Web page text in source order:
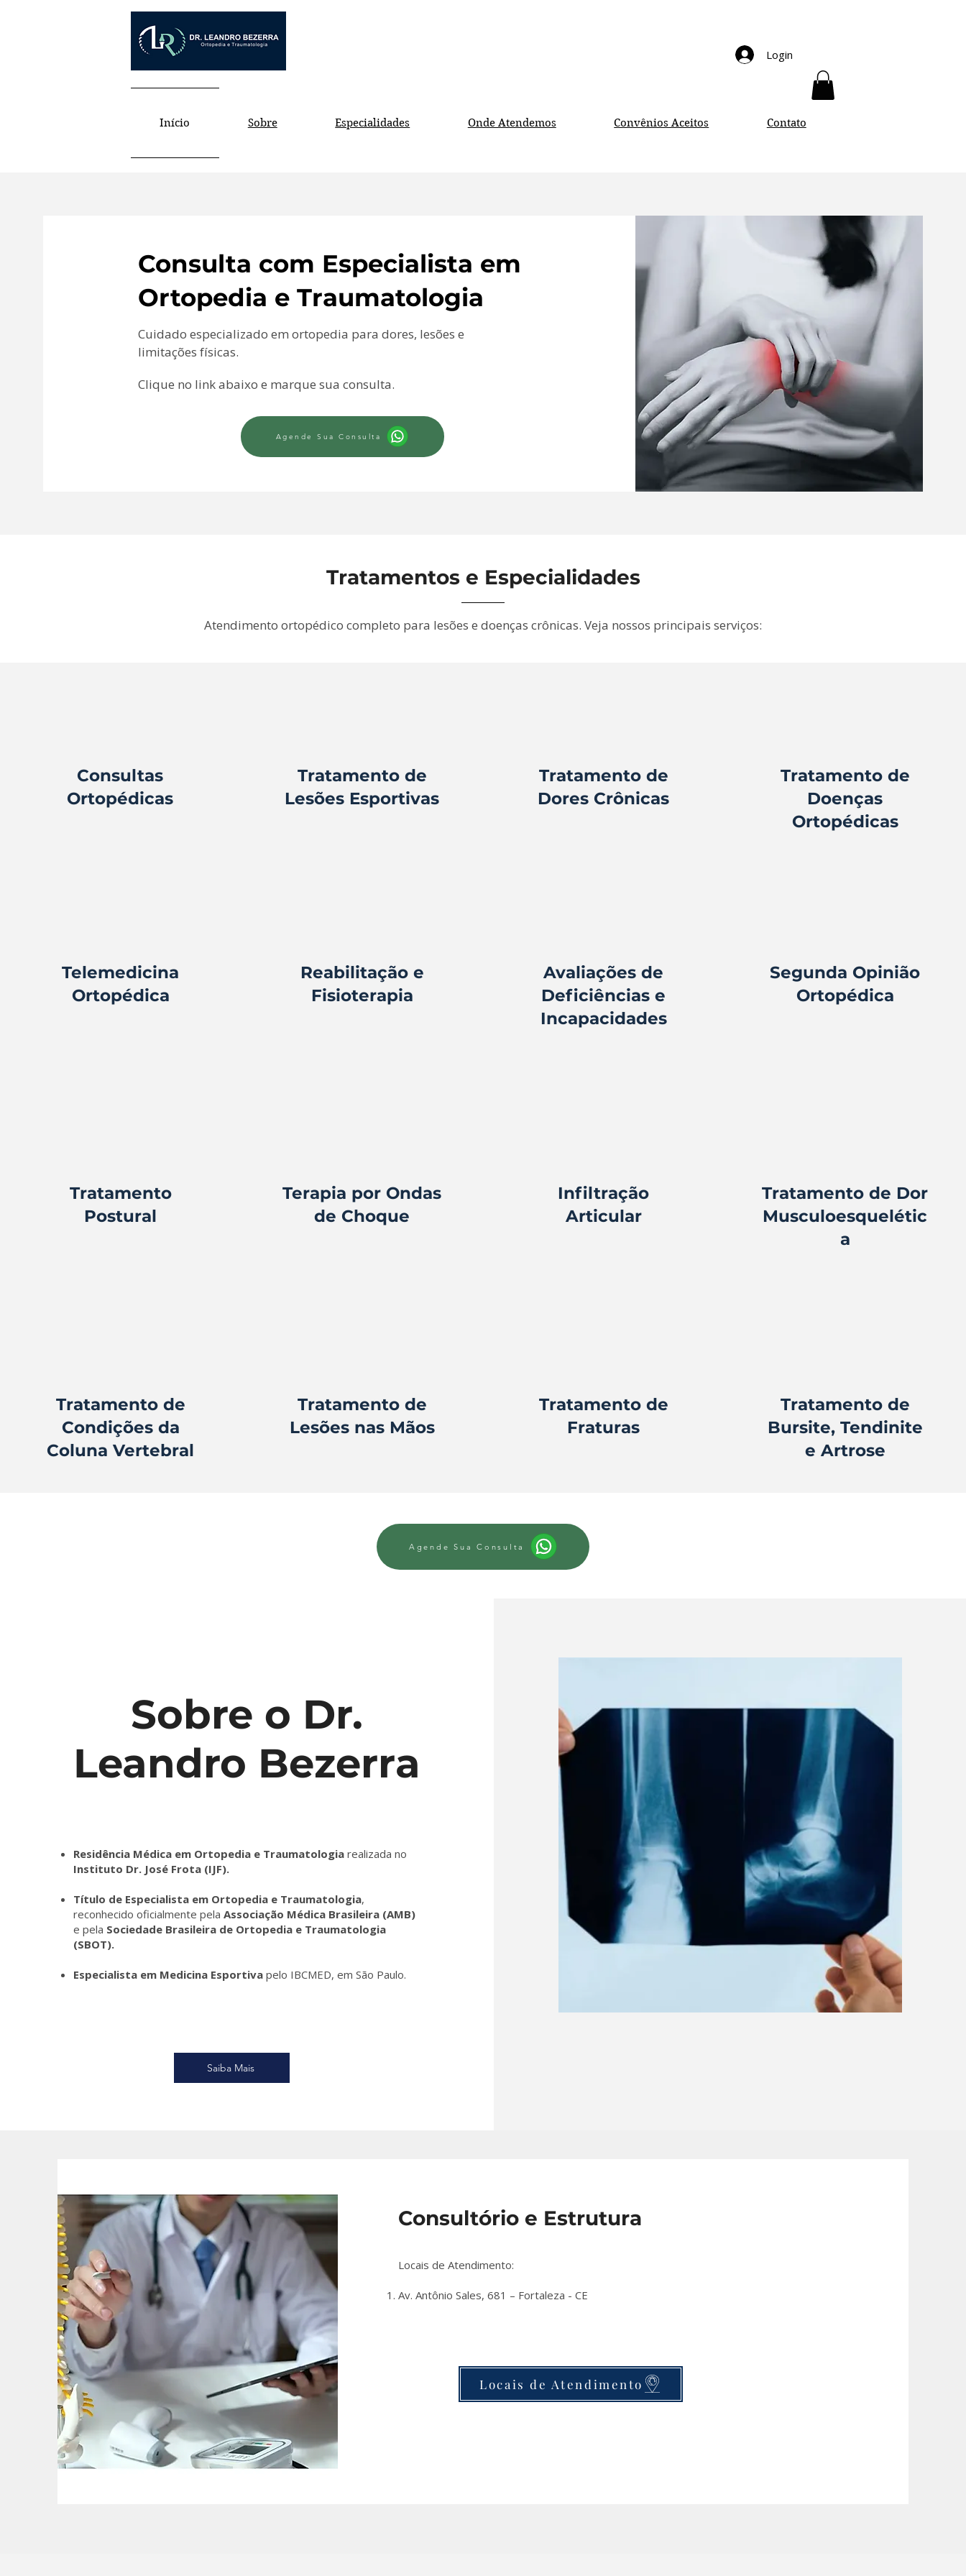
Login
Início Sobre Especialidades Onde Atendemos Convênios Aceitos Contato
Consulta com Especialista em
Ortopedia e Traumatologia
Cuidado especializado em ortopedia para dores, lesões e
limitações físicas.
Clique no link abaixo e marque sua consulta.
Agende Sua Consulta
Tratamentos e Especialidades
Atendimento ortopédico completo para lesões e doenças crônicas. Veja nossos principais serviços:
​Consultas
Ortopédicas
Tratamento de
Lesões Esportivas
Tratamento de
Dores Crônicas
Tratamento de
Doenças
Ortopédicas
Telemedicina
Ortopédica
Reabilitação e
Fisioterapia
Avaliações de
Deficiências e
Incapacidades
Segunda Opinião
Ortopédica
Tratamento
Postural
Terapia por Ondas
de Choque
Infiltração
Articular
Tratamento de Dor
Musculoesquelétic
a
Tratamento de
Condições da
Coluna Vertebral
Tratamento de
Lesões nas Mãos
Tratamento de
Fraturas
Tratamento de
Bursite, Tendinite
e Artrose
Agende Sua Consulta
Sobre o Dr.
Leandro Bezerra
Residência Médica em Ortopedia e Traumatologia realizada no
Instituto Dr. José Frota (IJF).
Título de Especialista em Ortopedia e Traumatologia,
reconhecido oficialmente pelaAssociação Médica Brasileira (AMB)
e pela Sociedade Brasileira de Ortopedia e Traumatologia
(SBOT).
Especialista em Medicina Esportiva pelo IBCMED, em São Paulo.
Saiba Mais
Consultório e Estrutura
Locais de Atendimento:
Av. Antônio Sales, 681 – Fortaleza - CE
Locais de Atendimento